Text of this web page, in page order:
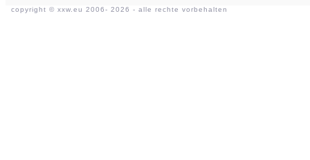
copyright © xxw.eu 2006- 2026 - alle rechte vorbehalten